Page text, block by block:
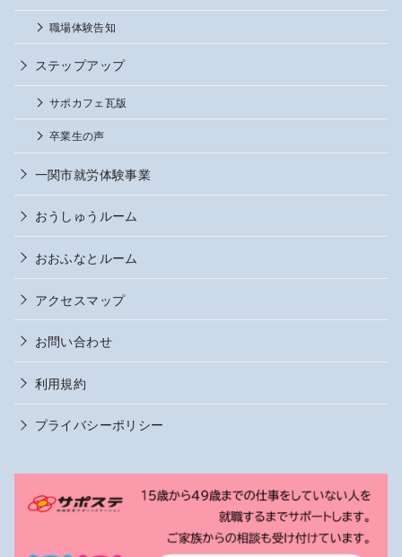
職場体験告知
ステップアップ
サポカフェ瓦版
卒業生の声
一関市就労体験事業
おうしゅうルーム
おおふなとルーム
アクセスマップ
お問い合わせ
利用規約
プライバシーポリシー